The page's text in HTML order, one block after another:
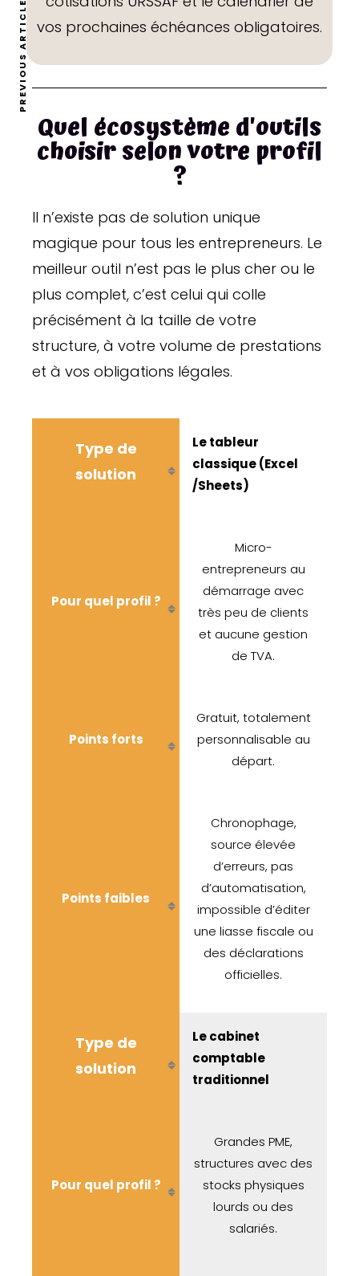
vos prochaines échéances obligatoires.
Quel écosystème d'outils
choisir selon votre profil
?
Il n’existe pas de solution unique
magique pour tous les entrepreneurs. Le
meilleur outil n’est pas le plus cher ou le
plus complet, c’est celui qui colle
précisément à la taille de votre
structure, à votre volume de prestations
et à vos obligations légales.
Type de
solution
Le tableur
classique (Excel
/Sheets)
Pour quel profil ?
Micro-
entrepreneurs au
démarrage avec
très peu de clients
et aucune gestion
de TVA.
Points forts
Gratuit, totalement
personnalisable au
départ.
Points faibles
Chronophage,
source élevée
d’erreurs, pas
d’automatisation,
impossible d’éditer
une liasse fiscale ou
des déclarations
officielles.
Type de
solution
Le cabinet
comptable
traditionnel
Pour quel profil ?
Grandes PME,
structures avec des
stocks physiques
lourds ou des
salariés.
PREVIOUS ARTICLE